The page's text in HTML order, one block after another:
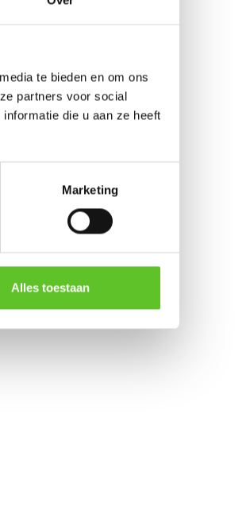
te bieden en om ons
partners voor social
die u aan ze heeft
Marketing
Alles toestaan